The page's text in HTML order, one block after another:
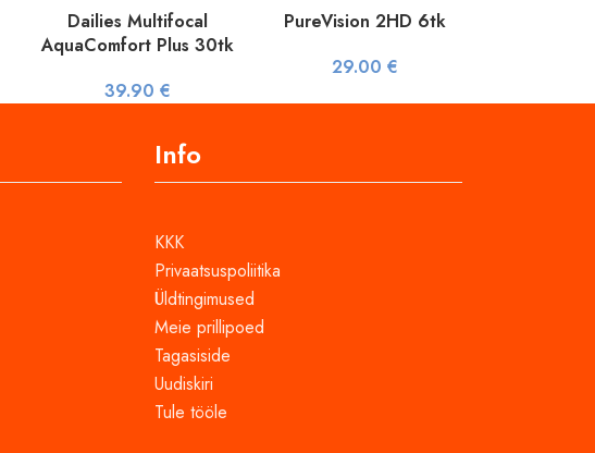
Dailies Multifocal
AquaComfort Plus 30tk
39.90€
PureVision 2HD 6tk
29.00€
Info
KKK
Privaatsuspoliitika
Üldtingimused
Meie prillipoed
Tagasiside
Uudiskiri
Tule tööle